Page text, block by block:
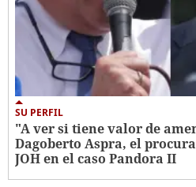
SU PERFIL
"A ver si tiene valor de
Dagoberto Aspra, el
JOH en el caso Pandora II